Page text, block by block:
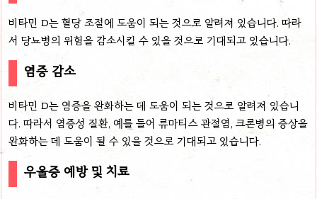
비타민 D는 혈당 조절에 도움이 되는 것으로 알려져 있습니다. 따라
서 당뇨병의 위험을 감소시킬 수 있을 것으로 기대되고 있습니다.
염증 감소
비타민 D는 염증을 완화하는 데 도움이 되는 것으로 알려져 있습니
다. 따라서 염증성 질환, 예를 들어 류마티스 관절염, 크론병의 증상을
완화하는 데 도움이 될 수 있을 것으로 기대되고 있습니다.
우울증 예방 및 치료